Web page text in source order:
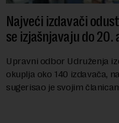
Najveći izdavači
se izjašnjavaju do 20.
Upravni odbor Udruženja
okuplja oko 140 izdavača,
sugerisao je svojim